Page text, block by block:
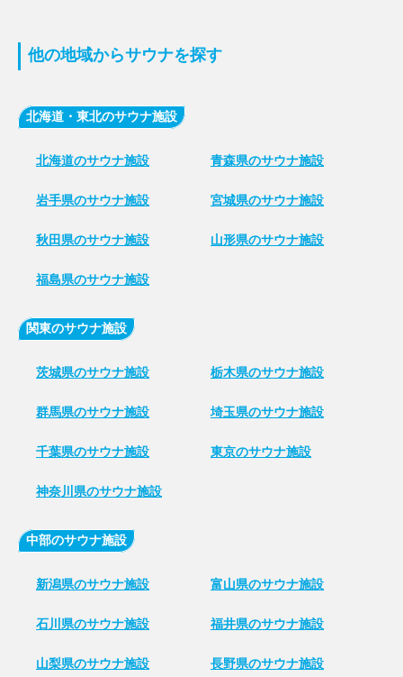
他の地域からサウナを探す
北海道・東北のサウナ施設
北海道のサウナ施設 青森県のサウナ施設
岩手県のサウナ施設 宮城県のサウナ施設
秋田県のサウナ施設 山形県のサウナ施設
福島県のサウナ施設
関東のサウナ施設
茨城県のサウナ施設 栃木県のサウナ施設
群馬県のサウナ施設 埼玉県のサウナ施設
千葉県のサウナ施設 東京のサウナ施設
神奈川県のサウナ施設
中部のサウナ施設
新潟県のサウナ施設 富山県のサウナ施設
石川県のサウナ施設 福井県のサウナ施設
山梨県のサウナ施設 長野県のサウナ施設